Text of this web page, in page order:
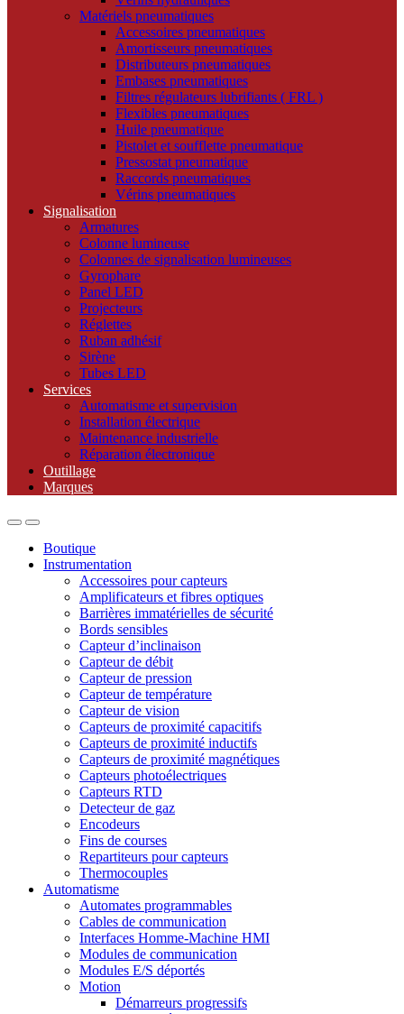
Matériels pneumatiques
Accessoires pneumatiques
Amortisseurs pneumatiques
Distributeurs pneumatiques
Embases pneumatiques
Filtres régulateurs lubrifiants ( FRL )
Flexibles pneumatiques
Huile pneumatique
Pistolet et soufflette pneumatique
Pressostat pneumatique
Raccords pneumatiques
Vérins pneumatiques
Signalisation
Armatures
Colonne lumineuse
Colonnes de signalisation lumineuses
Gyrophare
Panel LED
Projecteurs
Réglettes
Ruban adhésif
Sirène
Tubes LED
Services
Automatisme et supervision
Installation électrique
Maintenance industrielle
Réparation électronique
Outillage
Marques
Boutique
Instrumentation
Accessoires pour capteurs
Amplificateurs et fibres optiques
Barrières immatérielles de sécurité
Bords sensibles
Capteur d’inclinaison
Capteur de débit
Capteur de pression
Capteur de température
Capteur de vision
Capteurs de proximité capacitifs
Capteurs de proximité inductifs
Capteurs de proximité magnétiques
Capteurs photoélectriques
Capteurs RTD
Detecteur de gaz
Encodeurs
Fins de courses
Repartiteurs pour capteurs
Thermocouples
Automatisme
Automates programmables
Cables de communication
Interfaces Homme-Machine HMI
Modules de communication
Modules E/S déportés
Motion
Démarreurs progressifs